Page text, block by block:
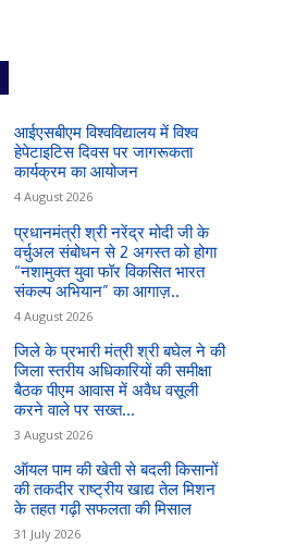
आईएसबीएम विश्वविद्यालय में विश्व
हेपेटाइटिस दिवस पर जागरूकता
कार्यक्रम का आयोजन
4 August 2026
प्रधानमंत्री श्री नरेंद्र मोदी जी के
वर्चुअल संबोधन से 2 अगस्त को होगा
“नशामुक्त युवा फॉर विकसित भारत
संकल्प अभियान” का आगाज़..
4 August 2026
जिले के प्रभारी मंत्री श्री बघेल ने की
जिला स्तरीय अधिकारियों की समीक्षा
बैठक पीएम आवास में अवैध वसूली
करने वाले पर सख्त...
3 August 2026
ऑयल पाम की खेती से बदली किसानों
की तकदीर राष्ट्रीय खाद्य तेल मिशन
के तहत गढ़ी सफलता की मिसाल
31 July 2026